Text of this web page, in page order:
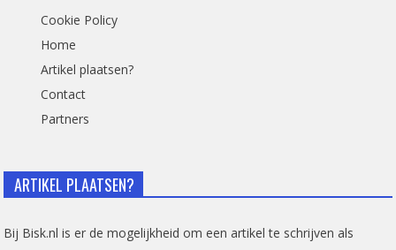
Cookie Policy
Home
Artikel plaatsen?
Contact
Partners
ARTIKEL PLAATSEN?
Bij Bisk.nl is er de mogelijkheid om een artikel te schrijven als